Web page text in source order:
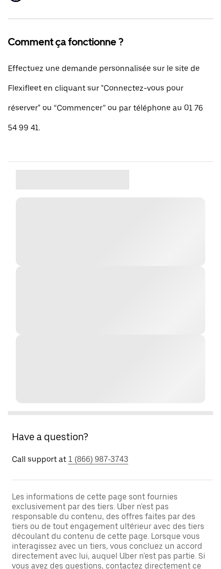
Comment ça fonctionne ?
Effectuez une demande personnalisée sur le site de
Flexifleet en cliquant sur "Connectez-vous pour
réserver" ou “Commencer” ou par téléphone au 01 76
54 99 41.
Have a question?
Call support at 1 (866) 987-3743
Les informations de cette page sont fournies
exclusivement par des tiers. Uber n'est pas
responsable du contenu, des offres faites par des
tiers ou de tout engagement ultérieur avec des tiers
découlant du contenu de cette page. Lorsque vous
interagissez avec un tiers, vous concluez un accord
directement avec lui, auquel Uber n'est pas partie. Si
vous avez des questions, contactez directement ce